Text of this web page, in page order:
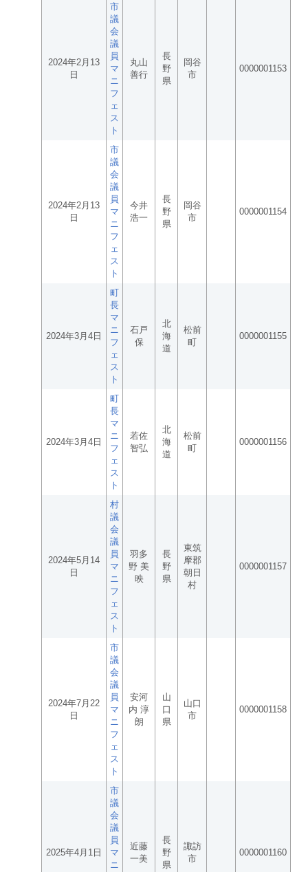
2024年2月13
日
市
議
会
議
員
マ
ニ
フ
ェ
ス
ト
丸山
善行
長
野
県
岡谷
市
0000001153
2024年2月13
日
市
議
会
議
員
マ
ニ
フ
ェ
ス
ト
今井
浩一
長
野
県
岡谷
市
0000001154
2024年3月4日
町
長
マ
ニ
フ
ェ
ス
ト
石戸
保
北
海
道
松前
町
0000001155
2024年3月4日
町
長
マ
ニ
フ
ェ
ス
ト
若佐
智弘
北
海
道
松前
町
0000001156
2024年5月14
日
村
議
会
議
員
マ
ニ
フ
ェ
ス
ト
羽多
野 美
映
長
野
県
東筑
摩郡
朝日
村
0000001157
2024年7月22
日
市
議
会
議
員
マ
ニ
フ
ェ
ス
ト
安河
内 淳
朗
山
口
県
山口
市
0000001158
2025年4月1日
市
議
会
議
員
マ
ニ
近藤
一美
長
野
県
諏訪
市
0000001160